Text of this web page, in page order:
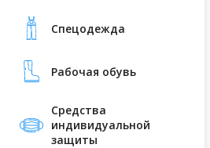
Cпецодежда
Рабочая обувь
Средства
индивидуальной
защиты